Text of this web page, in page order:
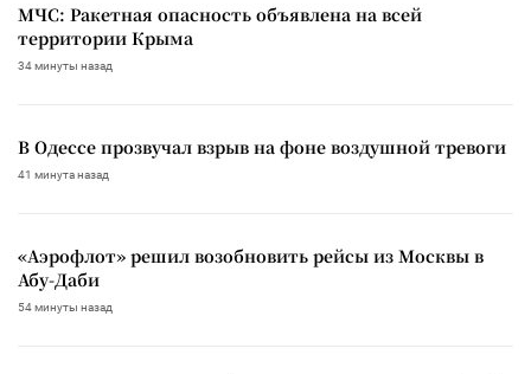
МЧС: Ракетная опасность объявлена на всей
территории Крыма
34 минуты назад
В Одессе прозвучал взрыв на фоне воздушной тревоги
41 минута назад
«Аэрофлот» решил возобновить рейсы из Москвы в
Абу-Даби
54 минуты назад